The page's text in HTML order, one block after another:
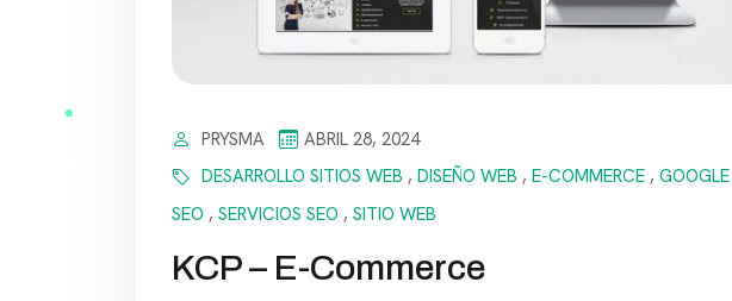
PRYSMA
ABRIL 28, 2024
DESARROLLO SITIOS WEB , DISEÑO WEB , E-COMMERCE ,
SEO , SERVICIOS SEO , SITIO WEB
KCP – E-Commerce